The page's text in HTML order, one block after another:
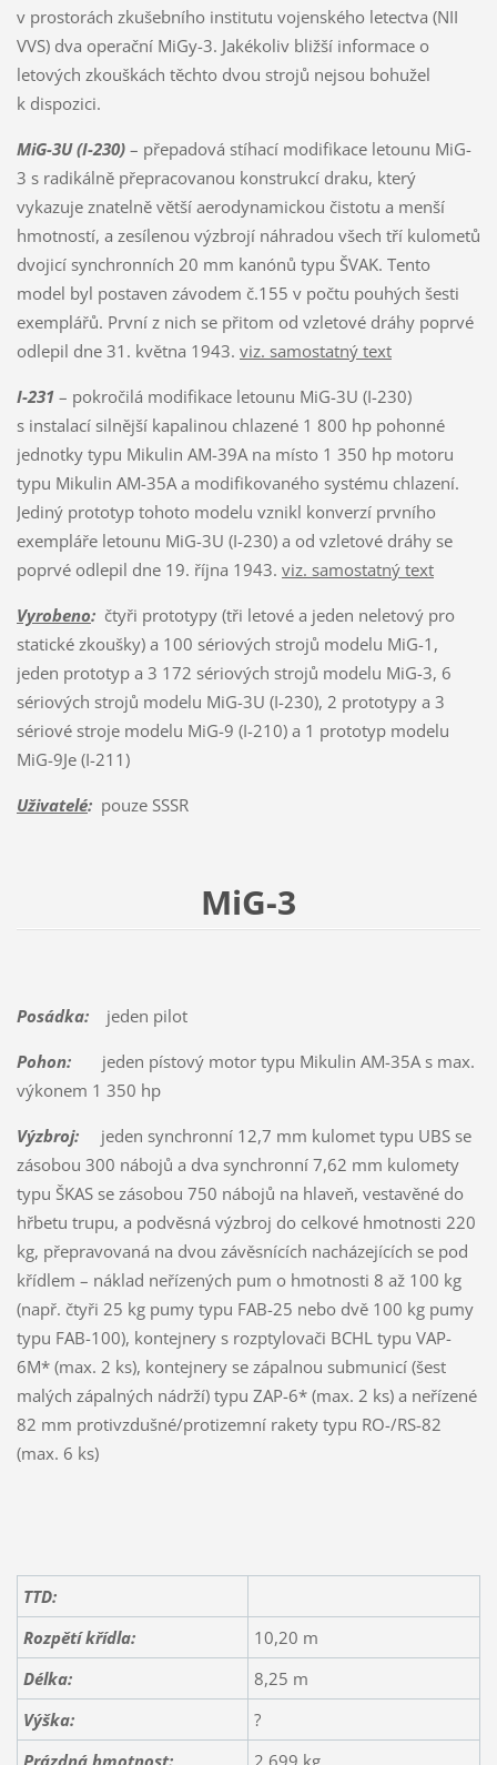
v prostorách zkušebního institutu vojenského letectva (NII
VVS) dva operační MiGy-3. Jakékoliv bližší informace o
letových zkouškách těchto dvou strojů nejsou bohužel
k dispozici.
MiG-3U (I-230)– přepadová stíhací modifikace letounu MiG-
3 s radikálně přepracovanou konstrukcí draku, který
vykazuje znatelně větší aerodynamickou čistotu a menší
hmotností, a zesílenou výzbrojí náhradou všech tří kulometů
dvojicí synchronních 20 mm kanónů typu ŠVAK. Tento
model byl postaven závodem č.155 v počtu pouhých šesti
exemplářů. První z nich se přitom od vzletové dráhy poprvé
odlepil dne 31. května 1943. viz. samostatný text
I-231– pokročilá modifikace letounu MiG-3U (I-230)
s instalací silnější kapalinou chlazené 1 800 hp pohonné
jednotky typu Mikulin AM-39A na místo 1 350 hp motoru
typu Mikulin AM-35A a modifikovaného systému chlazení.
Jediný prototyp tohoto modelu vznikl konverzí prvního
exempláře letounu MiG-3U (I-230) a od vzletové dráhy se
poprvé odlepil dne 19. října 1943. viz. samostatný text
Vyrobeno:čtyři prototypy (tři letové a jeden neletový pro
statické zkoušky) a 100 sériových strojů modelu MiG-1,
jeden prototyp a 3 172 sériových strojů modelu MiG-3, 6
sériových strojů modelu MiG-3U (I-230), 2 prototypy a 3
sériové stroje modelu MiG-9 (I-210) a 1 prototyp modelu
MiG-9Je (I-211)
Uživatelé:pouze SSSR
MiG-3
Posádka:jeden pilot
Pohon:jeden pístový motor typu Mikulin AM-35A s max.
výkonem 1 350 hp
Výzbroj:jeden synchronní 12,7 mm kulomet typu UBS se
zásobou 300 nábojů a dva synchronní 7,62 mm kulomety
typu ŠKAS se zásobou 750 nábojů na hlaveň, vestavěné do
hřbetu trupu, a podvěsná výzbroj do celkové hmotnosti 220
kg, přepravovaná na dvou závěsnících nacházejících se pod
křídlem – náklad neřízených pum o hmotnosti 8 až 100 kg
(např. čtyři 25 kg pumy typu FAB-25 nebo dvě 100 kg pumy
typu FAB-100), kontejnery s rozptylovači BCHL typu VAP-
6M* (max. 2 ks), kontejnery se zápalnou submunicí (šest
malých zápalných nádrží) typu ZAP-6* (max. 2 ks) a neřízené
82 mm protivzdušné/protizemní rakety typu RO-/RS-82
(max. 6 ks)
TTD:
Rozpětí křídla:
10,20 m
Délka:
8,25 m
Výška:
?
Prázdná hmotnost:
2 699 kg